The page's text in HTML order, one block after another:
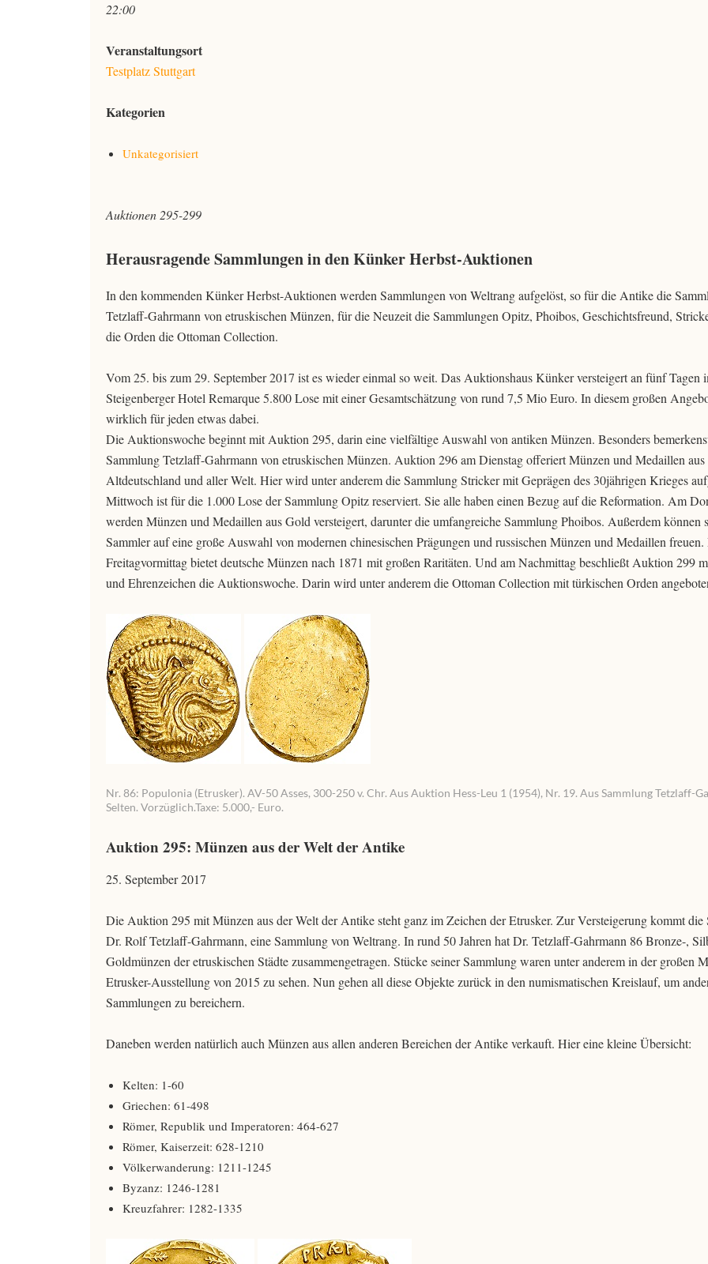
22:00
Veranstaltungsort
Testplatz Stuttgart
Kategorien
Unkategorisiert
Auktionen 295-299
Herausragende Sammlungen in den Künker Herbst-Auktionen
In den kommenden Künker Herbst-Auktionen werden Sammlungen von Weltrang aufgelöst, so für die Antike die
Tetzlaff-Gahrmann von etruskischen Münzen, für die Neuzeit die Sammlungen Opitz, Phoibos, Geschichtsfreund,
die Orden die Ottoman Collection.
Vom 25. bis zum 29. September 2017 ist es wieder einmal so weit. Das Auktionshaus Künker versteigert an fünf Tagen
Steigenberger Hotel Remarque 5.800 Lose mit einer Gesamtschätzung von rund 7,5 Mio Euro. In diesem großen
wirklich für jeden etwas dabei.
Die Auktionswoche beginnt mit Auktion 295, darin eine vielfältige Auswahl von antiken Münzen. Besonders
Sammlung Tetzlaff-Gahrmann von etruskischen Münzen. Auktion 296 am Dienstag offeriert Münzen und Medaillen aus
Altdeutschland und aller Welt. Hier wird unter anderem die Sammlung Stricker mit Geprägen des 30jährigen Krieges
Mittwoch ist für die 1.000 Lose der Sammlung Opitz reserviert. Sie alle haben einen Bezug auf die Reformation. Am
werden Münzen und Medaillen aus Gold versteigert, darunter die umfangreiche Sammlung Phoibos. Außerdem können
Sammler auf eine große Auswahl von modernen chinesischen Prägungen und russischen Münzen und Medaillen
Freitagvormittag bietet deutsche Münzen nach 1871 mit großen Raritäten. Und am Nachmittag beschließt Auktion 299
und Ehrenzeichen die Auktionswoche. Darin wird unter anderem die Ottoman Collection mit türkischen Orden
Nr. 86: Populonia (Etrusker). AV-50 Asses, 300-250 v. Chr. Aus Auktion Hess-Leu 1 (1954), Nr. 19. Aus Sammlung Tetzlaff-
Selten. Vorzüglich.Taxe: 5.000,- Euro.
Auktion 295: Münzen aus der Welt der Antike
25. September 2017
Die Auktion 295 mit Münzen aus der Welt der Antike steht ganz im Zeichen der Etrusker. Zur Versteigerung kommt die
Dr. Rolf Tetzlaff-Gahrmann, eine Sammlung von Weltrang. In rund 50 Jahren hat Dr. Tetzlaff-Gahrmann 86 Bronze-,
Goldmünzen der etruskischen Städte zusammengetragen. Stücke seiner Sammlung waren unter anderem in der großen
Etrusker-Ausstellung von 2015 zu sehen. Nun gehen all diese Objekte zurück in den numismatischen Kreislauf, um
Sammlungen zu bereichern.
Daneben werden natürlich auch Münzen aus allen anderen Bereichen der Antike verkauft. Hier eine kleine Übersicht:
Kelten: 1-60
Griechen: 61-498
Römer, Republik und Imperatoren: 464-627
Römer, Kaiserzeit: 628-1210
Völkerwanderung: 1211-1245
Byzanz: 1246-1281
Kreuzfahrer: 1282-1335